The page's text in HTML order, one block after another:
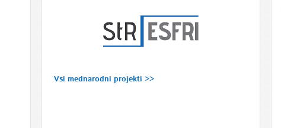
Vsi mednarodni projekti >>